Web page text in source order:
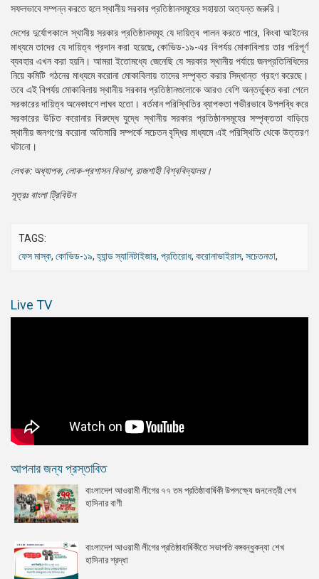
সফলভাবে সম্পন্ন করতে হলে স্থানীয় সরকার প্রতিষ্ঠানসমূহের সহায়তা অত্যন্ত জরুরি।
দেশের দুর্যোগকালে স্থানীয় সরকার প্রতিষ্ঠানসমূহ যে দায়িত্ব পালন করতে পারে, কিংবা আইনের
মাধ্যমে তাদের যে দায়িত্ব প্রদান করা হয়েছে, কোভিড-১৯-এর বিপর্যয় মোকাবিলায় তার পরিপূর্ণ
ব্যবহার এখন করা হয়নি। আমরা ইতোমধ্যে জেনেছি যে সরকার স্থানীয় পর্যায়ে জনপ্রতিনিধিদের
নিয়ে কমিটি গঠনের মাধ্যমে করোনা মোকাবিলায় তাদের সম্পৃক্ত করার সিদ্ধান্ত গ্রহণ করেছে।
তবে এই বিপর্যয় মোকাবিলায় স্থানীয় সরকার প্রতিষ্ঠানগুলোকে আরও বেশি অন্তর্ভুক্ত করা গেলে
সরকারের দায়িত্ব অনেকাংশে লাঘব হতো। বর্তমান পরিস্থিতির ব্যাপকতা গভীরভাবে উপলব্ধি করে
সরকারের উচিত করোনার বিরুদ্ধে যুদ্ধে স্থানীয় সরকার প্রতিষ্ঠানসমূহের সম্পৃক্ততা বাড়িয়ে
স্থানীয় জনগণের করোনা অতিমারি সম্পর্কে সচেতন বৃদ্ধির মাধ্যমে এই পরিস্থিতি থেকে উত্তরণ
ঘটানো।
লেখক: অধ্যাপক, লোক-প্রশাসন বিভাগ, রাজশাহী বিশ্ববিদ্যালয়।
সূত্রঃ বাংলা ট্রিবিউন
TAGS:
ফেস মাস্ক, কোভিড-১৯,হ্যান্ড স্যানিটাইজার, প্রতিরোধ, করোনাভাইরাস, সচেতনতা,
Live TV
আপনার জন্য প্রস্তাবিত
বাংলাদেশ আওয়ামী লীগের ৭৭ তম প্রতিষ্ঠাবার্ষিকী উপলক্ষ্যে জননেত্রী শেখ
হাসিনার বাণী
বাংলাদেশ আওয়ামী লীগের প্রতিষ্ঠাবার্ষিকীতে সভাপতি বঙ্গবন্ধুকন্যা শেখ
হাসিনার শ্রদ্ধা